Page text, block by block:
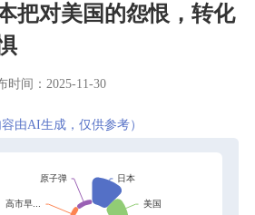
把对美国的怨恨，转化
时间：2025-11-30
容由AI生成，仅供参考）